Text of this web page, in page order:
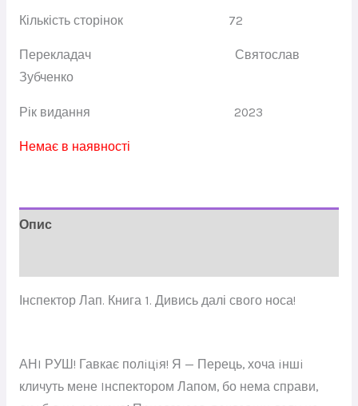
Кількість сторінок 72
Перекладач Святослав
Зубченко
Рік видання 2023
Немає в наявності
Опис
Інспектор Лап. Книга 1. Дивись далі свого носа!
АНI РУШ! Гавкає полiцiя! Я — Перець, хоча iншi
кличуть мене Iнспектором Лапом, бо нема справи,